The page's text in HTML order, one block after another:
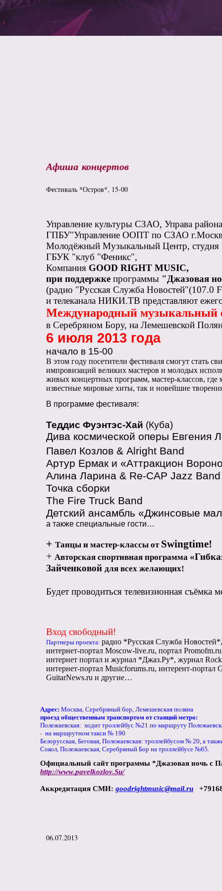
Афиша концертов
Фестиваль *Остров*, 15-00
Управление культуры СЗАО, Управа
ГПБУ"Управление ООПТ по СЗАО
Молодёжный Музыкальный Центр,
ГБУК "клуб "Феникс",
Компания GOOD RIGHT MUSIC,
при поддержке программы "Джазовая
(радио "Русская Служба Новостей"(107.0
и телеканала НИКИ.ТВ представляют
Международный музыкальный
в Серебряном Бору, на Лемешевской
6 июля 2013 года
начало в 15-00
В этом году посетители фестиваля смогут стать
импровизаций великих мастеров и молодых
живых концертных программ, мастер-классов, где
известные мировые хиты, так и новейшие
В программе фестиваля:
Теддис Фуэнтэс-Хай (Куба)
Дива космической оперы Евгения
Павел Козлов & Alright Band
Артур Ермак и «Аттракцион
Алина Ларина & Re-CAP Jazz Band
Точка сборки
The Fire Truck Band
Детский ансамбль «Джинсовые
а также специальные гости…
+ Танцы и мастер-классы от Swingtime!
+ Авторская спортивная программа
Зайченковой для всех желающих!
Будет проводиться телевизионная съёмка
Вход свободный!
Партнеры проекта: радио *Русская Служба
интернет-портал Moscow-live.ru, портал Promofm.ru
интернет портал и журнал *Джаз.Ру*, журнал
интернет-портал Musicforums.ru, интерент-портал
GuitarNews.ru и другие…
Адрес: Москва, Серебряный бор, Лемешевская поляна
проезд общественным транспортом от станций метро:
Полежаевская: ходит троллейбус №21 по маршруту
- на маршрутном такси № 190
Белорусская, Беговая, Полежаевская: троллейбусом № 20, а
Сокол, Полежаевская, Серебряный Бор на троллейбусе №65.
Официальный сайт программы *Джазовая ночь с
http://www.pavelkozlov.Su/
Аккредитация СМИ: goodrightmusic@mail.ru
06.07.2013